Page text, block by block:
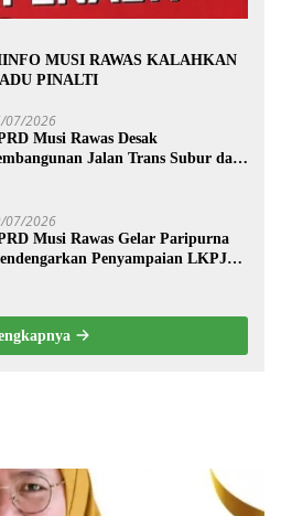
MUSI RAWAS KALAHKAN
PINALTI
07/2026
Musi Rawas Desak
Jalan Trans Subur dan
07/2026
Musi Rawas Gelar Paripurna
Penyampaian LKPJ